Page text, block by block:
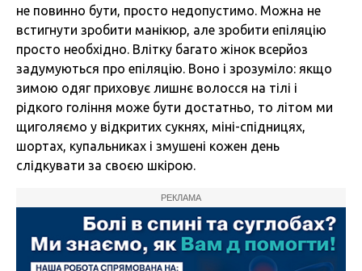
не повинно бути, просто недопустимо. Можна не
встигнути зробити манікюр, але зробити епіляцію
просто необхідно. Влітку багато жінок всерйоз
задумуються про епіляцію. Воно і зрозуміло: якщо
зимою одяг приховує лишнє волосся на тілі і
рідкого гоління може бути достатньо, то літом ми
щиголяємо у відкритих сукнях, міні-спідницях,
шортах, купальниках і змушені кожен день
слідкувати за своєю шкірою.
РЕКЛАМА